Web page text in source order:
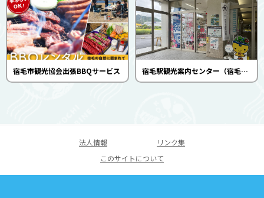
宿毛市観光協会出張BBQサービス 宿毛駅観光案内センター（宿毛市観光協会）
法人情報
リンク集
このサイトについて